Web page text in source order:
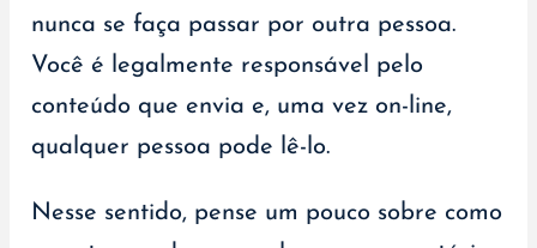
nunca se faça passar por outra pessoa.
Você é legalmente responsável pelo
conteúdo que envia e, uma vez on-line,
qualquer pessoa pode lê-lo.
Nesse sentido, pense um pouco sobre como